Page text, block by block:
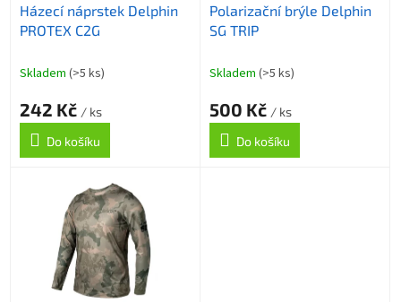
Házecí náprstek Delphin
PROTEX C2G
Skladem (>5 ks)
242 Kč / ks
Do košíku
Polarizační brýle Delphin
SG TRIP
Skladem (>5 ks)
500 Kč / ks
Do košíku